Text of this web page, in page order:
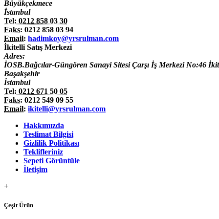
Büyükçekmece
İstanbul
Tel: 0212 858 03 30
Faks: 0212 858 03 94
Email: hadimkoy@yrsrulman.com
İkitelli Satış Merkezi
Adres:
İOSB.Bağcılar-Güngören Sanayi Sitesi Çarşı İş Merkezi No:46
Başakşehir
İstanbul
Tel: 0212 671 50 05
Faks: 0212 549 09 55
Email: ikitelli@yrsrulman.com
Hakkımızda
Teslimat Bilgisi
Gizlilik Politikası
Teklifleriniz
Sepeti Görüntüle
İletişim
+
Çeşit Ürün